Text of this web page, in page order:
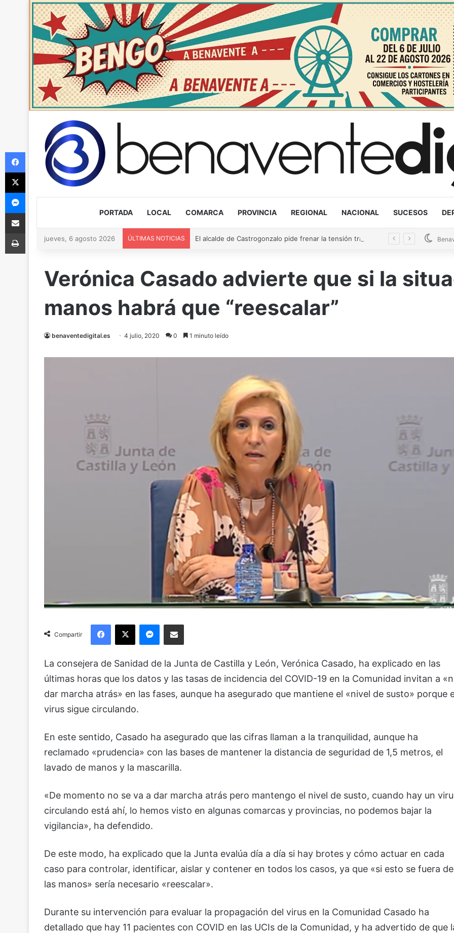
PORTADA LOCAL COMARCA PROVINCIA REGIONAL NACIONAL SUCESOS
jueves, 6 agosto 2026 ÚLTIMAS NOTICIAS
Verónica Casado advierte que si la
manos habrá que “reescalar”
benaventedigital.es 4 julio, 2020 0 1 minuto leído
Compartir
Facebook
X Messenger
Compartir via Email
La consejera de Sanidad de la Junta de Castilla y León, Verónica Casado, ha explicado en las
últimas horas que los datos y las tasas de incidencia del COVID-19 en la Comunidad invitan a
dar marcha atrás» en las fases, aunque ha asegurado que mantiene el «nivel de susto» porque
virus sigue circulando.
En este sentido, Casado ha asegurado que las cifras llaman a la tranquilidad, aunque ha
reclamado «prudencia» con las bases de mantener la distancia de seguridad de 1,5 metros, el
lavado de manos y la mascarilla.
«De momento no se va a dar marcha atrás pero mantengo el nivel de susto, cuando hay un
circulando está ahí, lo hemos visto en algunas comarcas y provincias, no podemos bajar la
vigilancia», ha defendido.
De este modo, ha explicado que la Junta evalúa día a día si hay brotes y cómo actuar en cada
caso para controlar, identificar, aislar y contener en todos los casos, ya que «si esto se fuera de
las manos» sería necesario «reescalar».
Durante su intervención para evaluar la propagación del virus en la Comunidad Casado ha
detallado que hay 11 pacientes con COVID en las UCIs de la Comunidad, y ha advertido de que
Facebook
X
Messenger
Compartir via Email